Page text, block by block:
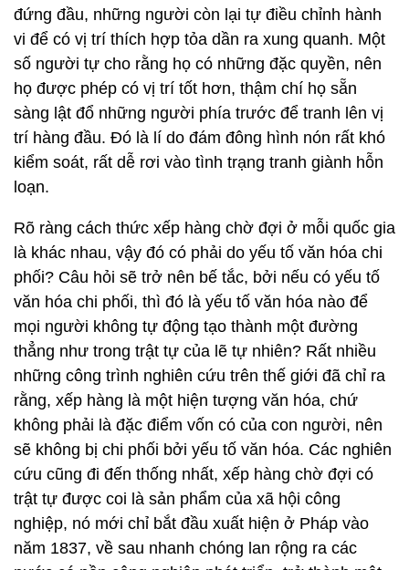
đứng đầu, những người còn lại tự điều chỉnh hành
vi để có vị trí thích hợp tỏa dần ra xung quanh. Một
số người tự cho rằng họ có những đặc quyền, nên
họ được phép có vị trí tốt hơn, thậm chí họ sẵn
sàng lật đổ những người phía trước để tranh lên vị
trí hàng đầu. Đó là lí do đám đông hình nón rất khó
kiểm soát, rất dễ rơi vào tình trạng tranh giành hỗn
loạn.
Rõ ràng cách thức xếp hàng chờ đợi ở mỗi quốc gia
là khác nhau, vậy đó có phải do yếu tố văn hóa chi
phối? Câu hỏi sẽ trở nên bế tắc, bởi nếu có yếu tố
văn hóa chi phối, thì đó là yếu tố văn hóa nào để
mọi người không tự động tạo thành một đường
thẳng như trong trật tự của lẽ tự nhiên? Rất nhiều
những công trình nghiên cứu trên thế giới đã chỉ ra
rằng, xếp hàng là một hiện tượng văn hóa, chứ
không phải là đặc điểm vốn có của con người, nên
sẽ không bị chi phối bởi yếu tố văn hóa. Các nghiên
cứu cũng đi đến thống nhất, xếp hàng chờ đợi có
trật tự được coi là sản phẩm của xã hội công
nghiệp, nó mới chỉ bắt đầu xuất hiện ở Pháp vào
năm 1837, về sau nhanh chóng lan rộng ra các